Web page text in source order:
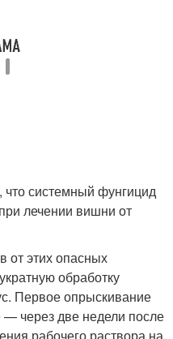
системный фунгицид
лечении вишни от
от этих опасных
обработку
Первое опрыскивание
— через две недели после
рабочего раствора на